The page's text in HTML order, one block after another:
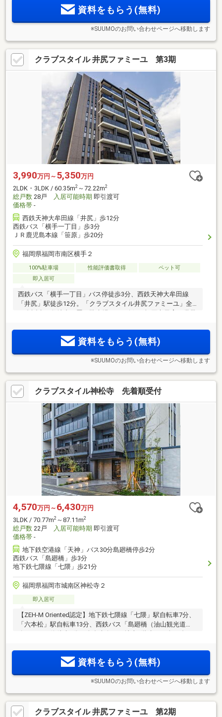
資料をもらう(無料)
※SUUMOのお問い合わせページへ移動します
クラブスタイル 井尻ファミーユ 第3期
3,990万円～ 5,350万円
2LDK・3LDK / 60.35m2 ～72.22m2
総戸数 28戸 入居可能時期 即引渡可
価格帯 -
西鉄天神大牟田線「井尻」歩12分
西鉄バス「横手一丁目」歩3分
ＪＲ鹿児島本線「笹原」歩20分
福岡県福岡市南区横手２
100%駐車場 性能評価書取得
ペット可
即入居可
西鉄バス「横手一丁目」バス停徒歩3分、西鉄天神大牟田線
「井尻」駅徒歩12分。「クラブスタイル井尻ファミーユ」全
条件・制約あり）。「先着5邸 限定」100万円相当家具付き分
資料をもらう(無料)
※SUUMOのお問い合わせページへ移動します
クラブスタイル神松寺 先着順受付
4,570万円～ 6,430万円
3LDK / 70.77m2 ～87.11m2
総戸数 22戸 入居可能時期 即引渡可
価格帯 -
地下鉄空港線「天神」バス30分島廻橋停歩2分
西鉄バス「島廻橋」歩3分
地下鉄七隈線「七隈」歩21分
福岡県福岡市城南区神松寺２
即入居可
【ZEH-M Oriented認定】地下鉄七隈線「七隈」駅自転車7分、
「六本松」駅自転車13分、西鉄バス「島廻橋（油山観光道
該当者。利用には条件・制約あり）。先着5邸「100万円相当
家具付き分譲」実施中！資料をもらう(無料)
※SUUMOのお問い合わせページへ移動します
クラブスタイル 井尻ファミーユ 第2期